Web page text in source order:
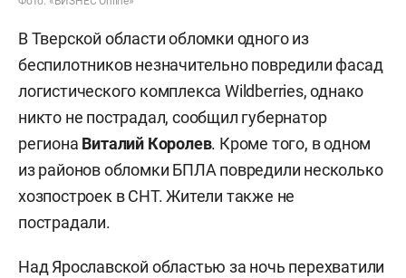
В Тверской области обломки одного из
беспилотников незначительно повредили фасад
логистического комплекса Wildberries, однако
никто не пострадал, сообщил губернатор
региона Виталий Королев. Кроме того, в одном
из районов обломки БПЛА повредили несколько
хозпостроек в СНТ. Жители также не
пострадали.
Над Ярославской областью за ночь перехватили